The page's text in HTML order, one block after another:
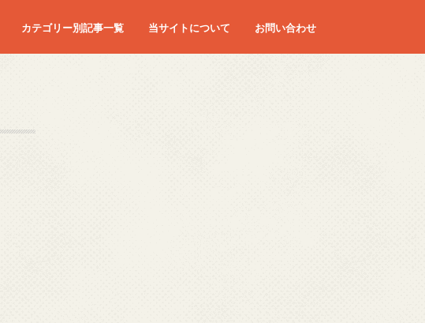
カテゴリー別記事一覧 当サイトについて お問い合わせ